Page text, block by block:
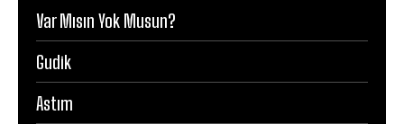
Var Mısın Yok Musun?
Gudik
Astım